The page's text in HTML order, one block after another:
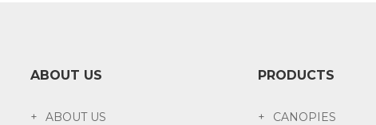
ABOUT US
ABOUT US
PRODUCTS
CANOPIES